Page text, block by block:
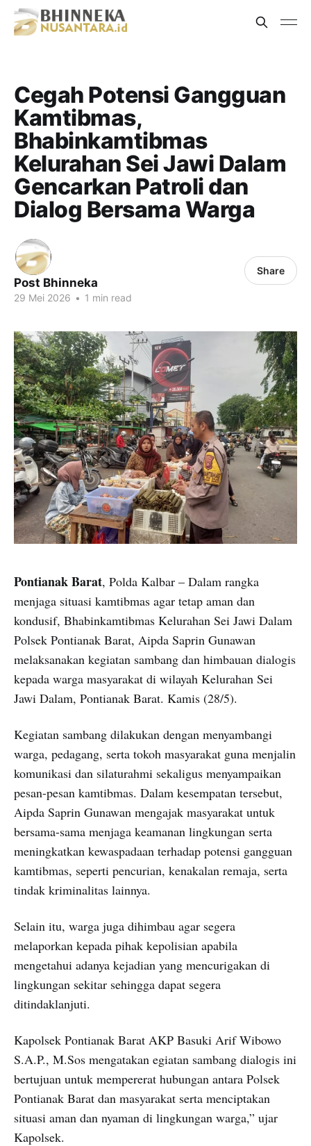
Cegah Potensi Gangguan
Kamtibmas,
Bhabinkamtibmas
Kelurahan Sei Jawi Dalam
Gencarkan Patroli dan
Dialog Bersama Warga
Post Bhinneka
29 Mei 2026 • 1 min read
Share
Pontianak Barat, Polda Kalbar – Dalam rangka
menjaga situasi kamtibmas agar tetap aman dan
kondusif, Bhabinkamtibmas Kelurahan Sei Jawi Dalam
Polsek Pontianak Barat, Aipda Saprin Gunawan
melaksanakan kegiatan sambang dan himbauan dialogis
kepada warga masyarakat di wilayah Kelurahan Sei
Jawi Dalam, Pontianak Barat. Kamis (28/5).
Kegiatan sambang dilakukan dengan menyambangi
warga, pedagang, serta tokoh masyarakat guna menjalin
komunikasi dan silaturahmi sekaligus menyampaikan
pesan-pesan kamtibmas. Dalam kesempatan tersebut,
Aipda Saprin Gunawan mengajak masyarakat untuk
bersama-sama menjaga keamanan lingkungan serta
meningkatkan kewaspadaan terhadap potensi gangguan
kamtibmas, seperti pencurian, kenakalan remaja, serta
tindak kriminalitas lainnya.
Selain itu, warga juga dihimbau agar segera
melaporkan kepada pihak kepolisian apabila
mengetahui adanya kejadian yang mencurigakan di
lingkungan sekitar sehingga dapat segera
ditindaklanjuti.
Kapolsek Pontianak Barat AKP Basuki Arif Wibowo
S.A.P., M.Sos mengatakan egiatan sambang dialogis ini
bertujuan untuk mempererat hubungan antara Polsek
Pontianak Barat dan masyarakat serta menciptakan
situasi aman dan nyaman di lingkungan warga,” ujar
Kapolsek.